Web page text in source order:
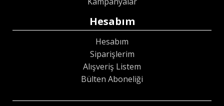
Hesabım
Hesabım
Siparişlerim
Alışveriş Listem
Bülten Aboneliği